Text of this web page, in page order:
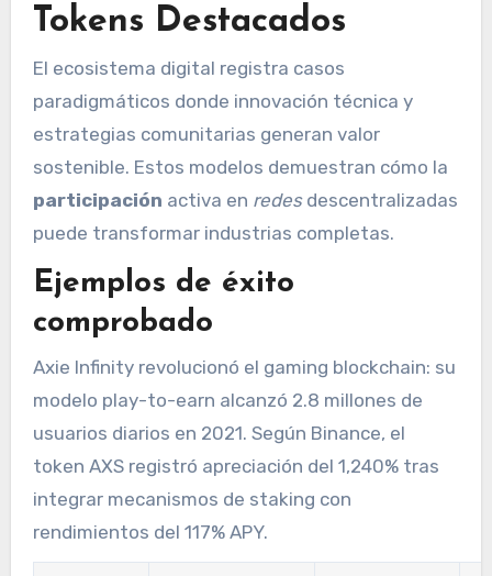
Tokens Destacados
El ecosistema digital registra casos
paradigmáticos donde innovación técnica y
estrategias comunitarias generan valor
sostenible. Estos modelos demuestran cómo la
participación activa en redesdescentralizadas
puede transformar industrias completas.
Ejemplos de éxito
comprobado
Axie Infinity revolucionó el gaming blockchain: su
modelo play-to-earn alcanzó 2.8 millones de
usuarios diarios en 2021. Según Binance, el
token AXS registró apreciación del 1,240% tras
integrar mecanismos de staking con
rendimientos del 117% APY.